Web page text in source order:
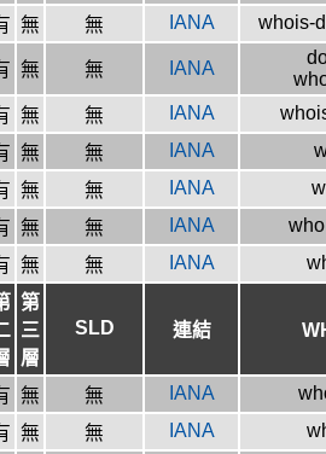
無 無 IANA whois-
無 無 IANA
無 無 IANA
無 無 IANA
無 無 IANA
無 無 IANA
無 無 IANA
第
三
層
SLD 連結
無 無 IANA
無 無 IANA